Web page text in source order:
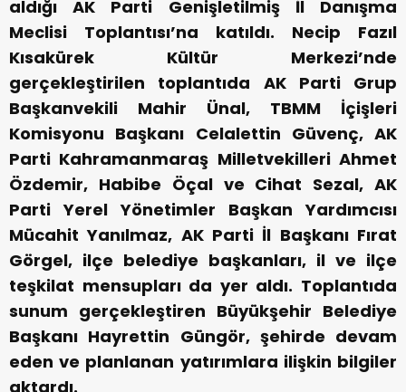
aldığı AK Parti Genişletilmiş İl Danışma
Meclisi Toplantısı’na katıldı. Necip Fazıl
Kısakürek Kültür Merkezi’nde
gerçekleştirilen toplantıda AK Parti Grup
Başkanvekili Mahir Ünal, TBMM İçişleri
Komisyonu Başkanı Celalettin Güvenç, AK
Parti Kahramanmaraş Milletvekilleri Ahmet
Özdemir, Habibe Öçal ve Cihat Sezal, AK
Parti Yerel Yönetimler Başkan Yardımcısı
Mücahit Yanılmaz, AK Parti İl Başkanı Fırat
Görgel, ilçe belediye başkanları, il ve ilçe
teşkilat mensupları da yer aldı. Toplantıda
sunum gerçekleştiren Büyükşehir Belediye
Başkanı Hayrettin Güngör, şehirde devam
eden ve planlanan yatırımlara ilişkin bilgiler
aktardı.